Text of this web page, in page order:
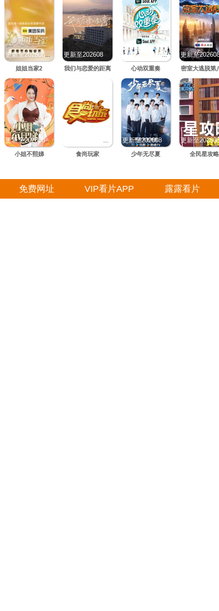
更新至20260805期
姐姐当家2
更新至20260805期
我们与恋爱的距离
更新至20260805期
心动双重奏 密室大逃脱第
更新至20260804期
小姐不熙娣 食尚玩家
更新至20260805期
少年无尽夏 全民星攻略
免费网址 VIP看片APP 露露看片